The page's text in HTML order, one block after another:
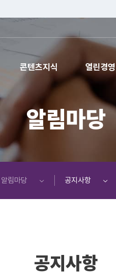
콘텐츠지식 열린경영
알림마당
알림마당
공지사항
공지사항